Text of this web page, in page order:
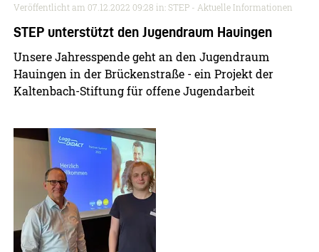
Veröffentlicht am07.12.2022 09:28 in: STEP - Aktuelle Informationen
STEP unterstützt den Jugendraum Hauingen
Unsere Jahresspende geht an den Jugendraum
Hauingen in der Brückenstraße - ein Projekt der
Kaltenbach-Stiftung für offene Jugendarbeit